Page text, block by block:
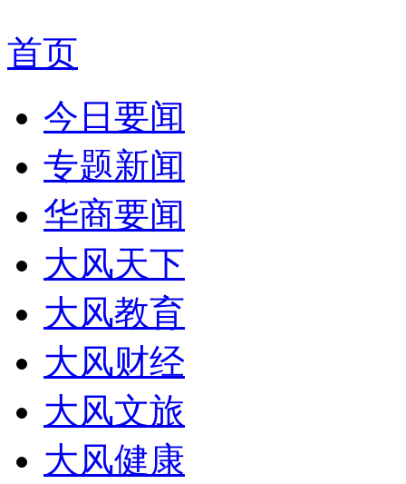
首页
今日要闻
专题新闻
华商要闻
大风天下
大风教育
大风财经
大风文旅
大风健康